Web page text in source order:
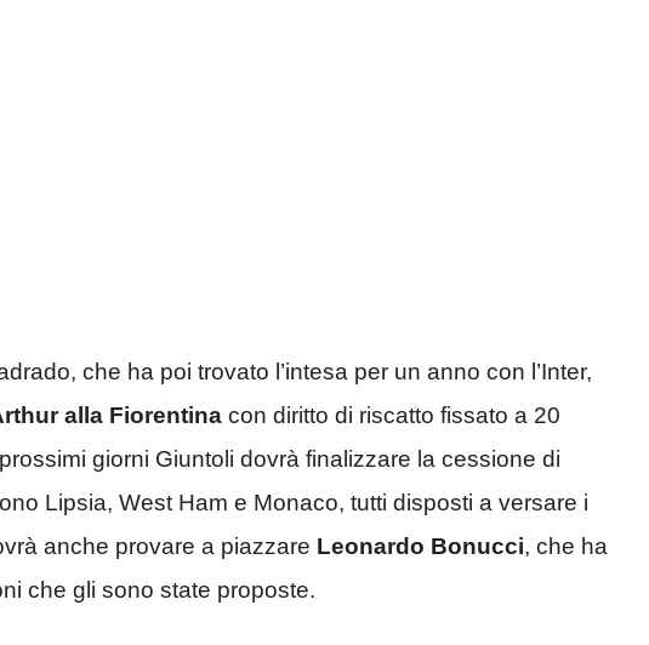
che ha poi trovato l’intesa per un anno con l’Inter,
alla Fiorentina con diritto di riscatto fissato a 20
giorni Giuntoli dovrà finalizzare la cessione di
Lipsia, West Ham e Monaco, tutti disposti a versare i
anche provare a piazzare Leonardo Bonucci, che ha
che gli sono state proposte.